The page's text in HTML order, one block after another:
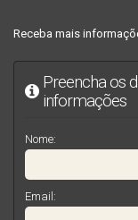
Receba mais
Preencha os
informações
Nome:
Email: